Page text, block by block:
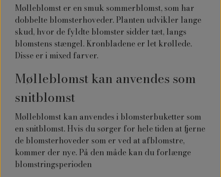
Mølleblomst er en smuk sommerblomst, som har
dobbelte blomsterhoveder. Planten udvikler lange
skud, hvor de fyldte blomster sidder tæt, langs
blomstens stængel. Kronbladene er let krøllede.
Disse er i mixed farver.
Mølleblomst kan anvendes som
snitblomst
Mølleblomst kan anvendes i blomsterbuketter som
en snitblomst. Hvis du sørger for hele tiden at fjerne
de blomsterhoveder som er ved at afblomstre,
kommer der nye. På den måde kan du forlænge
blomstringsperioden